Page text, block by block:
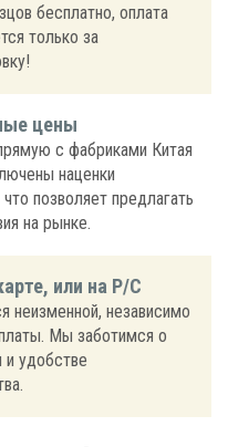
бесплатно, оплата
только за
цены
с фабриками Китая
наценки
позволяет предлагать
на рынке.
или на Р/С
неизменной, независимо
Мы заботимся о
и удобстве